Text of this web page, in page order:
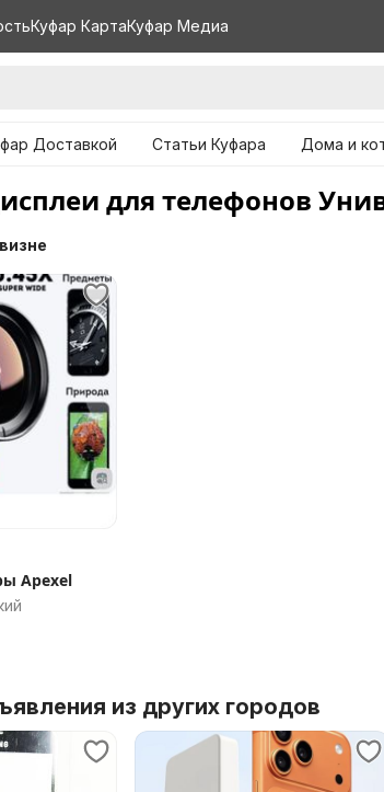
Куфар КартаКуфар Медиа
Доставкой Статьи Куфара Дома и
для телефонов
Apexel
из других городов